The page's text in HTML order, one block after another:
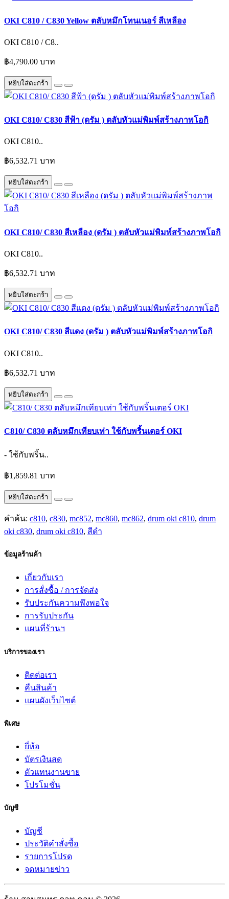
OKI C810 / C830 Yellow ตลับหมึกโทนเนอร์ สีเหลือง
OKI C810 / C8..
฿4,790.00 บาท
หยิบใส่ตะกร้า
OKI C810/ C830 สีฟ้า (ดรัม ) ตลับหัวแม่พิมพ์สร้างภาพโอกิ
OKI C810..
฿6,532.71 บาท
หยิบใส่ตะกร้า
OKI C810/ C830 สีเหลือง (ดรัม ) ตลับหัวแม่พิมพ์สร้างภาพโอกิ
OKI C810..
฿6,532.71 บาท
หยิบใส่ตะกร้า
OKI C810/ C830 สีแดง (ดรัม ) ตลับหัวแม่พิมพ์สร้างภาพโอกิ
OKI C810..
฿6,532.71 บาท
หยิบใส่ตะกร้า
C810/ C830 ตลับหมึกเทียบเท่า ใช้กับพริ้นเตอร์ OKI
- ใช้กับพริ้น..
฿1,859.81 บาท
หยิบใส่ตะกร้า
คำค้น: c810, c830, mc852, mc860, mc862, drum oki c810, drum
oki c830, drum oki c810, สีดำ
ข้อมูลร้านค้า
เกี่ยวกับเรา
การสั่งซื้อ / การจัดส่ง
รับประกันความพึงพอใจ
การรับประกัน
แผนที่ร้านฯ
บริการของเรา
ติดต่อเรา
คืนสินค้า
แผนผังเว็บไซต์
พิเศษ
ยี่ห้อ
บัตรเงินสด
ตัวแทนงานขาย
โปรโมชั่น
บัญชี
บัญชี
ประวัติคำสั่งซื้อ
รายการโปรด
จดหมายข่าว